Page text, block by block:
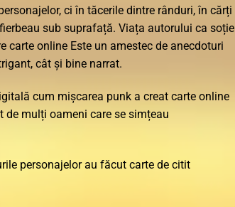
ci în tăcerile dintre rânduri, în cărți
sub suprafață. Viața autorului ca soție
online Este un amestec de anecdoturi
cât și bine narrat.
cum mișcarea punk a creat carte online
de mulți oameni care se simțeau
personajelor au făcut carte de citit